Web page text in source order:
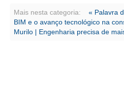
BENEFÍCIOS
Mais nesta categoria:
« Palavra
BIM e o avanço tecnológico na
Murilo | Engenharia precisa de